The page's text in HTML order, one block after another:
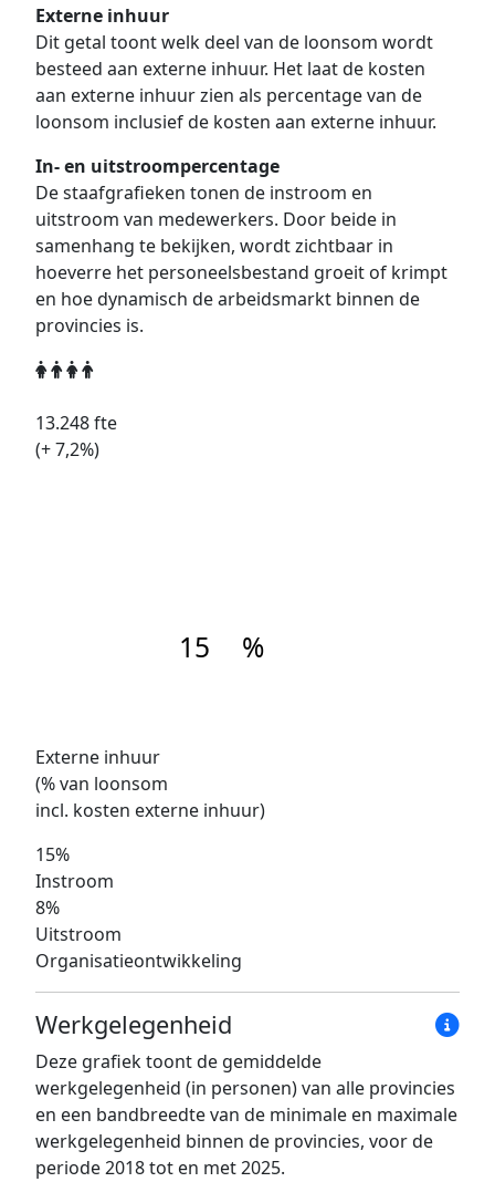
Externe inhuur
Dit getal toont welk deel van de loonsom wordt
besteed aan externe inhuur. Het laat de kosten
aan externe inhuur zien als percentage van de
loonsom inclusief de kosten aan externe inhuur.
In- en uitstroompercentage
De staafgrafieken tonen de instroom en
uitstroom van medewerkers. Door beide in
samenhang te bekijken, wordt zichtbaar in
hoeverre het personeelsbestand groeit of krimpt
en hoe dynamisch de arbeidsmarkt binnen de
provincies is.
13.248fte
(+7,2%)
15 %
Externe inhuur
(% van loonsom
incl. kosten externe inhuur)
15%
Instroom
8%
Uitstroom
Organisatieontwikkeling
Werkgelegenheid
Deze grafiek toont de gemiddelde
werkgelegenheid (in personen) van alle provincies
en een bandbreedte van de minimale en maximale
werkgelegenheid binnen de provincies, voor de
periode 2018 tot en met 2025.